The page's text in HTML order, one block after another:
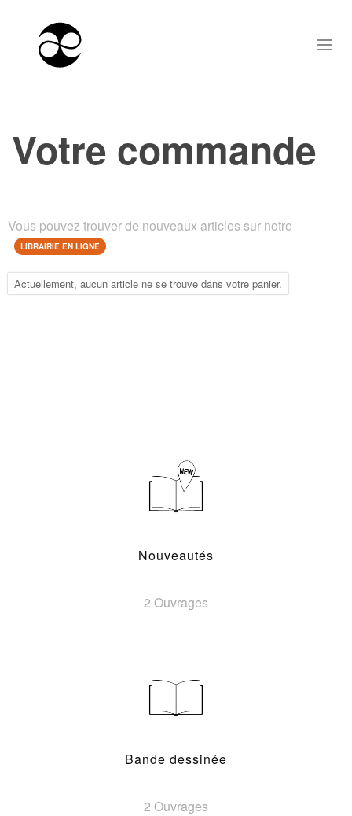
Votre commande
Vous pouvez trouver de nouveaux articles sur notre
LIBRAIRIE EN LIGNE
Actuellement, aucun article ne se trouve dans votre panier.
Nouveautés
2 Ouvrages
Bande dessinée
2 Ouvrages